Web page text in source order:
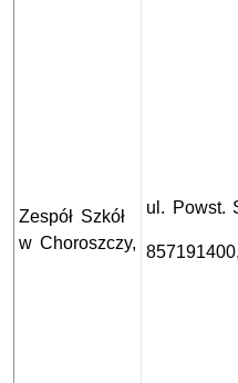
Zespół Szkół
w Choroszczy,
ul. Powst.
857191400,